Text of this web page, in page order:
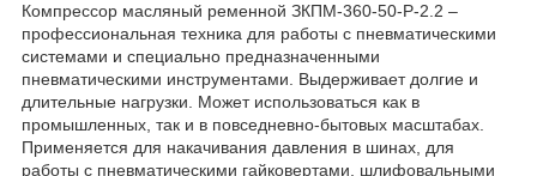
Компрессор масляный ременной ЗКПМ-360-50-Р-2.2 –
профессиональная техника для работы с пневматическими
системами и специально предназначенными
пневматическими инструментами. Выдерживает долгие и
длительные нагрузки. Может использоваться как в
промышленных, так и в повседневно-бытовых масштабах.
Применяется для накачивания давления в шинах, для
работы с пневматическими гайковертами, шлифовальными